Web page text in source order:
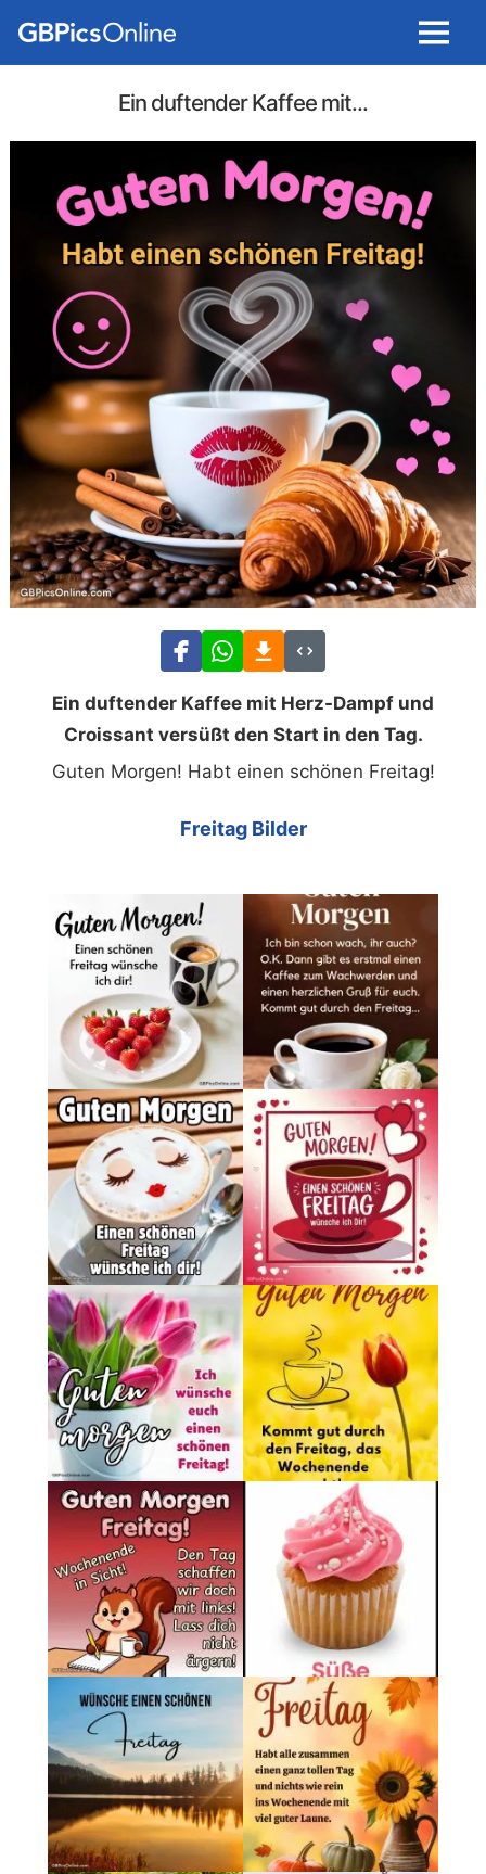
Menu
Ein duftender Kaffee mit...
Ein duftender Kaffee mit Herz-Dampf und
Croissant versüßt den Start in den Tag.
Guten Morgen! Habt einen schönen Freitag!
Freitag Bilder